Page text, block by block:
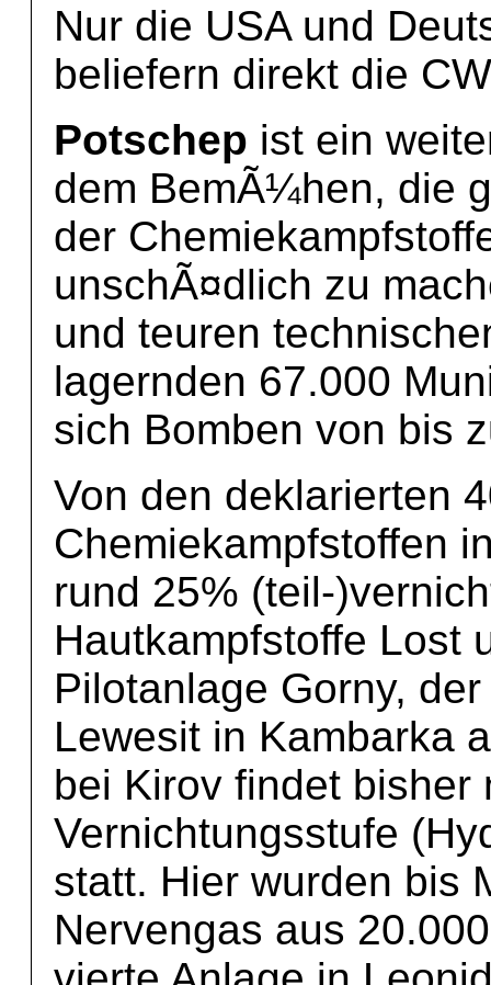
Nur die USA und
beliefern direkt die
Potschep ist ein
dem BemÃ¼hen, die
der
unschÃ¤dlich zu
und teuren
lagernden 67.000
sich Bomben von bis
Von den deklarierten
Chemiekampfstoffen
rund 25% (teil-
Hautkampfstoffe Lost
Pilotanlage Gorny,
Lewesit in Kambarka
bei Kirov findet bisher
Vernichtungsstufe
statt. Hier wurden bis
Nervengas aus